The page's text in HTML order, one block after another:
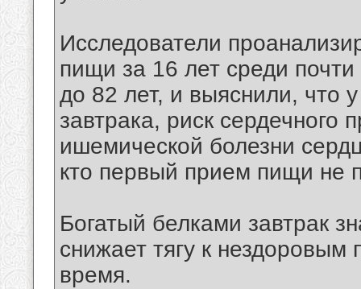
Исследователи
пищи за 16 лет среди
до 82 лет, и выяснили, что
завтрака, риск сердечного
ишемической болезни
кто первый прием пищи не
Богатый белками завтрак
снижает тягу к
время.